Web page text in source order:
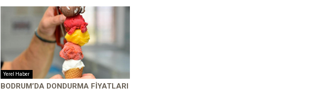
Yerel Haber
BODRUM’DA DONDURMA FIYATLARI